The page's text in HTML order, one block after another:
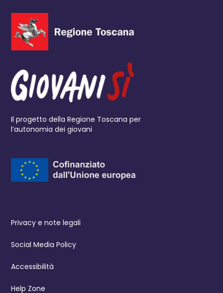
Il progetto della Regione Toscana per
l’autonomia dei giovani
Privacy e note legali
Social Media Policy
Accessibilità
Help Zone